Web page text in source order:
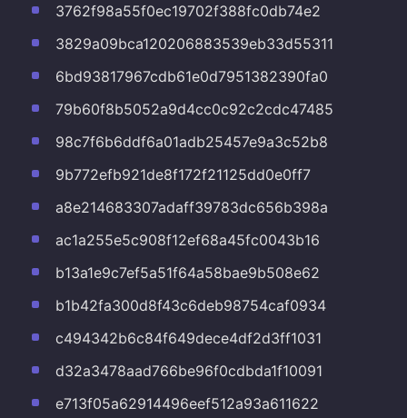
3762f98a55f0ec19702f388fc0db74e2
3829a09bca120206883539eb33d55311
6bd93817967cdb61e0d7951382390fa0
79b60f8b5052a9d4cc0c92c2cdc47485
98c7f6b6ddf6a01adb25457e9a3c52b8
9b772efb921de8f172f21125dd0e0ff7
a8e214683307adaff39783dc656b398a
ac1a255e5c908f12ef68a45fc0043b16
b13a1e9c7ef5a51f64a58bae9b508e62
b1b42fa300d8f43c6deb98754caf0934
c494342b6c84f649dece4df2d3ff1031
d32a3478aad766be96f0cdbda1f10091
e713f05a62914496eef512a93a611622